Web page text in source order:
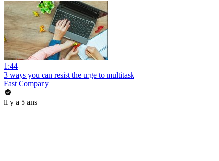
1:44
3 ways you can resist the urge to multitask
Fast Company
il y a 5 ans